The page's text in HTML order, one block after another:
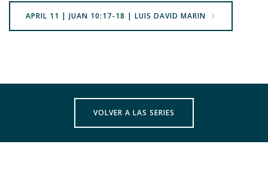
APRIL 11 | JUAN 10:17-18 | LUIS DAVID MARIN
VOLVER A LAS SERIES